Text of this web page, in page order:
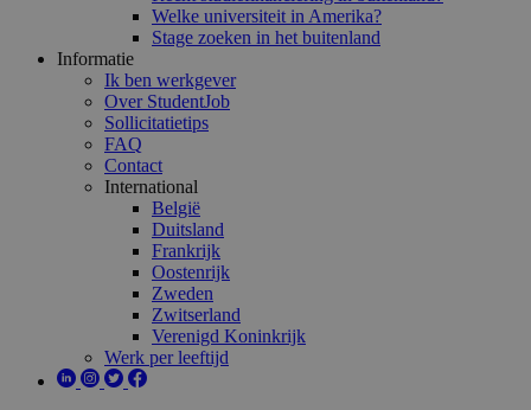
Welke universiteit in Amerika?
Stage zoeken in het buitenland
Informatie
Ik ben werkgever
Over StudentJob
Sollicitatietips
FAQ
Contact
International
België
Duitsland
Frankrijk
Oostenrijk
Zweden
Zwitserland
Verenigd Koninkrijk
Werk per leeftijd